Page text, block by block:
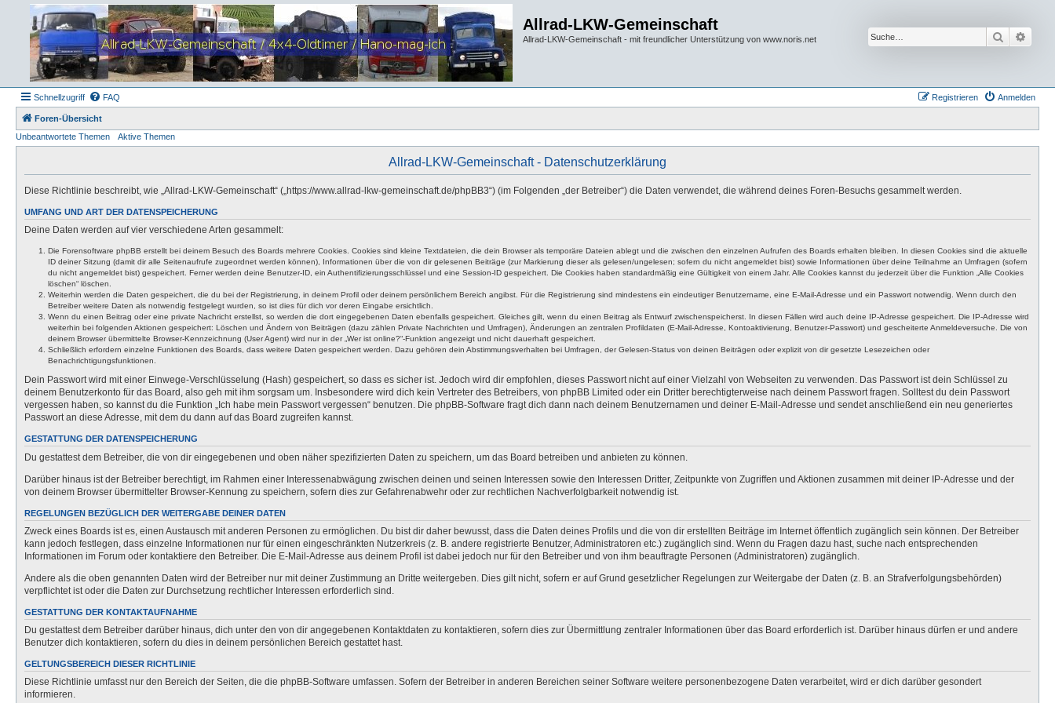
Allrad-LKW-Gemeinschaft
Allrad-LKW-Gemeinschaft - mit freundlicher Unterstützung von www.noris.net Suche
Schnellzugriff FAQ Anmelden
Registrieren
Foren-Übersicht
Unbeantwortete Themen
Aktive Themen
Allrad-LKW-Gemeinschaft - Datenschutzerklärung
Diese Richtlinie beschreibt, wie „Allrad-LKW-Gemeinschaft“ („https://www.allrad-lkw-gemeinschaft.de/phpBB3“) (im Folgenden „der Betreiber“) die Daten verwendet, die während deines Foren-Besuchs gesammelt werden.
UMFANG UND ART DER DATENSPEICHERUNG
Deine Daten werden auf vier verschiedene Arten gesammelt:
Die Forensoftware phpBB erstellt bei deinem Besuch des Boards mehrere Cookies. Cookies sind kleine Textdateien, die dein Browser als temporäre Dateien ablegt und die zwischen den einzelnen Aufrufen des Boards erhalten bleiben. In diesen Cookies sind die aktuelle
ID deiner Sitzung (damit dir alle Seitenaufrufe zugeordnet werden können), Informationen über die von dir gelesenen Beiträge (zur Markierung dieser als gelesen/ungelesen; sofern du nicht angemeldet bist) sowie Informationen über deine Teilnahme an Umfragen (sofern
du nicht angemeldet bist) gespeichert. Ferner werden deine Benutzer-ID, ein Authentifizierungsschlüssel und eine Session-ID gespeichert. Die Cookies haben standardmäßig eine Gültigkeit von einem Jahr. Alle Cookies kannst du jederzeit über die Funktion „Alle Cookies
löschen“ löschen.
Weiterhin werden die Daten gespeichert, die du bei der Registrierung, in deinem Profil oder deinem persönlichem Bereich angibst. Für die Registrierung sind mindestens ein eindeutiger Benutzername, eine E-Mail-Adresse und ein Passwort notwendig. Wenn durch den
Betreiber weitere Daten als notwendig festgelegt wurden, so ist dies für dich vor deren Eingabe ersichtlich.
Wenn du einen Beitrag oder eine private Nachricht erstellst, so werden die dort eingegebenen Daten ebenfalls gespeichert. Gleiches gilt, wenn du einen Beitrag als Entwurf zwischenspeicherst. In diesen Fällen wird auch deine IP-Adresse gespeichert. Die IP-Adresse wird
weiterhin bei folgenden Aktionen gespeichert: Löschen und Ändern von Beiträgen (dazu zählen Private Nachrichten und Umfragen), Änderungen an zentralen Profildaten (E-Mail-Adresse, Kontoaktivierung, Benutzer-Passwort) und gescheiterte Anmeldeversuche. Die von
deinem Browser übermittelte Browser-Kennzeichnung (User Agent) wird nur in der „Wer ist online?“-Funktion angezeigt und nicht dauerhaft gespeichert.
Schließlich erfordern einzelne Funktionen des Boards, dass weitere Daten gespeichert werden. Dazu gehören dein Abstimmungsverhalten bei Umfragen, der Gelesen-Status von deinen Beiträgen oder explizit von dir gesetzte Lesezeichen oder
Benachrichtigungsfunktionen.
Dein Passwort wird mit einer Einwege-Verschlüsselung (Hash) gespeichert, so dass es sicher ist. Jedoch wird dir empfohlen, dieses Passwort nicht auf einer Vielzahl von Webseiten zu verwenden. Das Passwort ist dein Schlüssel zu
deinem Benutzerkonto für das Board, also geh mit ihm sorgsam um. Insbesondere wird dich kein Vertreter des Betreibers, von phpBB Limited oder ein Dritter berechtigterweise nach deinem Passwort fragen. Solltest du dein Passwort
vergessen haben, so kannst du die Funktion „Ich habe mein Passwort vergessen“ benutzen. Die phpBB-Software fragt dich dann nach deinem Benutzernamen und deiner E-Mail-Adresse und sendet anschließend ein neu generiertes
Passwort an diese Adresse, mit dem du dann auf das Board zugreifen kannst.
GESTATTUNG DER DATENSPEICHERUNG
Du gestattest dem Betreiber, die von dir eingegebenen und oben näher spezifizierten Daten zu speichern, um das Board betreiben und anbieten zu können.
Darüber hinaus ist der Betreiber berechtigt, im Rahmen einer Interessenabwägung zwischen deinen und seinen Interessen sowie den Interessen Dritter, Zeitpunkte von Zugriffen und Aktionen zusammen mit deiner IP-Adresse und der
von deinem Browser übermittelter Browser-Kennung zu speichern, sofern dies zur Gefahrenabwehr oder zur rechtlichen Nachverfolgbarkeit notwendig ist.
REGELUNGEN BEZÜGLICH DER WEITERGABE DEINER DATEN
Zweck eines Boards ist es, einen Austausch mit anderen Personen zu ermöglichen. Du bist dir daher bewusst, dass die Daten deines Profils und die von dir erstellten Beiträge im Internet öffentlich zugänglich sein können. Der Betreiber
kann jedoch festlegen, dass einzelne Informationen nur für einen eingeschränkten Nutzerkreis (z. B. andere registrierte Benutzer, Administratoren etc.) zugänglich sind. Wenn du Fragen dazu hast, suche nach entsprechenden
Informationen im Forum oder kontaktiere den Betreiber. Die E-Mail-Adresse aus deinem Profil ist dabei jedoch nur für den Betreiber und von ihm beauftragte Personen (Administratoren) zugänglich.
Andere als die oben genannten Daten wird der Betreiber nur mit deiner Zustimmung an Dritte weitergeben. Dies gilt nicht, sofern er auf Grund gesetzlicher Regelungen zur Weitergabe der Daten (z. B. an Strafverfolgungsbehörden)
verpflichtet ist oder die Daten zur Durchsetzung rechtlicher Interessen erforderlich sind.
GESTATTUNG DER KONTAKTAUFNAHME
Du gestattest dem Betreiber darüber hinaus, dich unter den von dir angegebenen Kontaktdaten zu kontaktieren, sofern dies zur Übermittlung zentraler Informationen über das Board erforderlich ist. Darüber hinaus dürfen er und andere
Benutzer dich kontaktieren, sofern du dies in deinem persönlichen Bereich gestattet hast.
GELTUNGSBEREICH DIESER RICHTLINIE
Diese Richtlinie umfasst nur den Bereich der Seiten, die die phpBB-Software umfassen. Sofern der Betreiber in anderen Bereichen seiner Software weitere personenbezogene Daten verarbeitet, wird er dich darüber gesondert
informieren.